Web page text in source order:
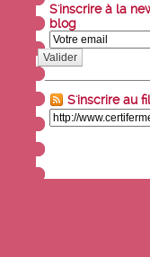
S'inscrire à la
blog
Valider
S'inscrire au